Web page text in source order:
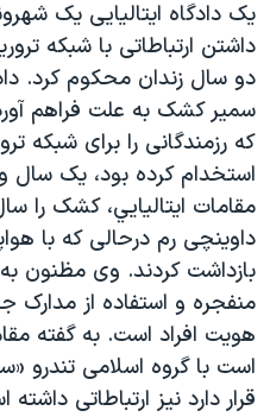
اصلی
جهش
به
جستجو
ورزشی
گزیده‌ها
ویژه برنامه‌ها
ویدیوها
فرهنگ و زندگی
حقوق شهروندی
اقتصادی
علم و فناوری
اسرائیل در جنگ
جام جهانی ۲۰۲۶
عملیات خشم حماسی
بایگانی برنامه‌های تلویزیونی
مستندها
انتخابات ریاست جمهوری آمریکا ۲۰۲۴
حمله جمهوری اسلامی به
رمز مهسا
ورزش زنان در ایران
فرکانس‌های صدای آمریکا
پخش رادیویی
یادگیری زبان انگلیسی
دنبال کنید
زبانهای مختلف
يک دادگاه ايتاليايی يک
داشتن ارتباطاتی با شبکه
دو سال زندان محکوم کرد.
سمير کشک به علت فراهم
که رزمندگانی را برای شبکه
مقامات ايتاليايي، کشک را
داوينچی رم درحالی که با
بازداشت کردند. وی مظنون
منفجره و استفاده از
هويت افراد است. به گفته
است با گروه اسلامی تندرو
قرار دارد نيز ارتباطاتی